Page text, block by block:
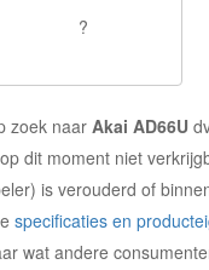
?
zoek naar Akai AD66U
dit moment niet
is verouderd of
specificaties en
wat andere